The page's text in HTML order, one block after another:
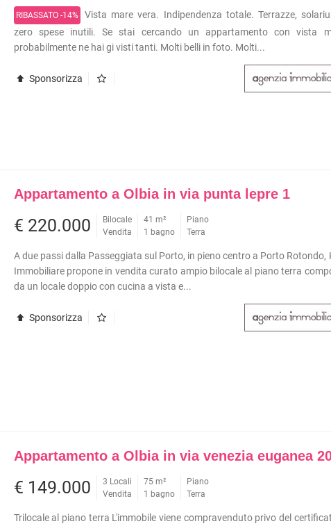
RIBASSATO -14%
Vista mare vera. Indipendenza totale. Terrazze,
zero spese inutili. Se stai cercando un appartamento con vista
probabilmente ne hai gi visti tanti. Molti belli in foto. Molti...
Sponsorizza
Appartamento a Olbia in via punta lepre 1
€ 220.000
Bilocale
Vendita
41 m²
1 bagno
Piano
Terra
A due passi dalla Passeggiata sul Porto, in pieno centro a Porto Rotondo,
Immobiliare propone in vendita curato ampio bilocale al piano terra
da un locale doppio con cucina a vista e...
Sponsorizza
Appartamento a Olbia in via venezia euganea
€ 149.000
3 Locali
Vendita
75 m²
1 bagno
Piano
Terra
Trilocale al piano terra L'immobile viene compravenduto privo del